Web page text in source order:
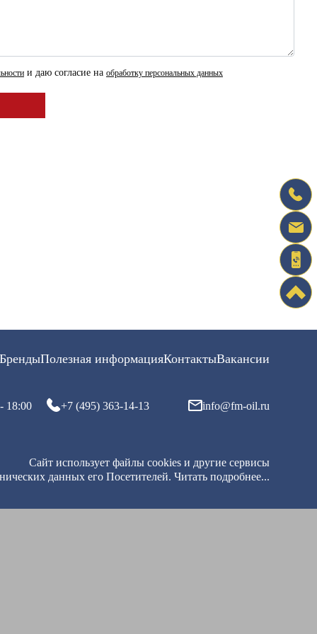
и даю согласие на обработку персональных данных
БрендыПолезная информацияКонтактыВакансии
18:00 +7 (495) 363-14-13 info@fm-oil.ru
Сайт использует файлы cookies и другие сервисы
данных его Посетителей. Читать подробнее...